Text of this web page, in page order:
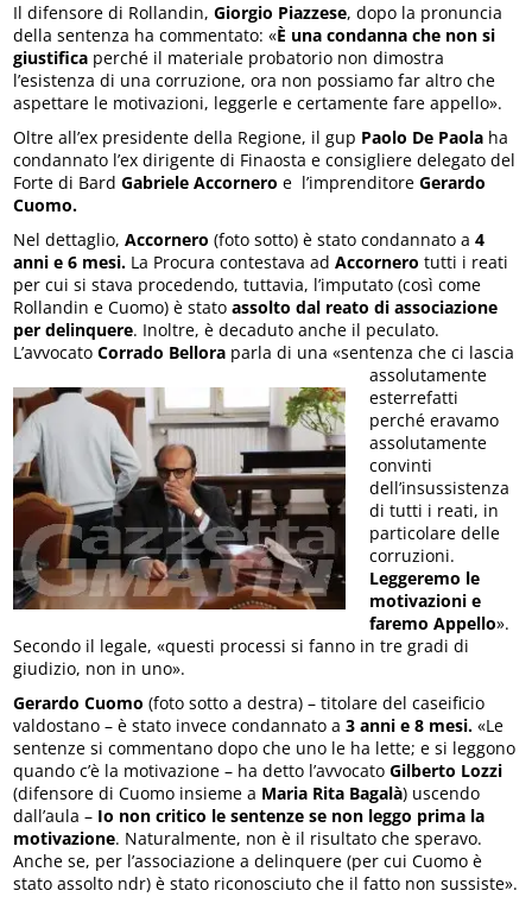
Il difensore di Rollandin,Giorgio Piazzese, dopo la pronuncia
della sentenza ha commentato: «È una condanna che non si
giustifica perché il materiale probatorio non dimostra
l’esistenza di una corruzione, ora non possiamo far altro che
aspettare le motivazioni, leggerle e certamente fare appello».
Oltre all’ex presidente della Regione, il gup Paolo De Paola ha
condannato l’ex dirigente di Finaosta e consigliere delegato del
Forte di BardGabriele Accorneroe l’imprenditoreGerardo
Cuomo.
Nel dettaglio,Accornero (foto sotto) è stato condannato a4
anni e 6 mesi. La Procura contestava adAccornero tutti i reati
per cui si stava procedendo, tuttavia, l’imputato (così come
Rollandin e Cuomo) è statoassolto dal reato di associazione
per delinquere. Inoltre, è decaduto anche il peculato.
L’avvocatoCorrado Bellora parla di una «sentenza che ci lascia
assolutamente
esterrefatti
perché eravamo
assolutamente
convinti
dell’insussistenza
di tutti i reati, in
particolare delle
corruzioni.
Leggeremo le
motivazioni e
faremo Appello».
Secondo il legale, «questi processi si fanno in tre gradi di
giudizio, non in uno».
Gerardo Cuomo (foto sotto a destra) – titolare del caseificio
valdostano – è stato invece condannato a3 anni e 8 mesi.«Le
sentenze si commentano dopo che uno le ha lette; e si leggono
quando c’è la motivazione – ha detto l’avvocatoGilberto Lozzi
(difensore di Cuomo insieme a Maria Rita Bagalà) uscendo
dall’aula – Io non critico le sentenze se non leggo prima la
motivazione. Naturalmente, non è il risultato che speravo.
Anche se, per l’associazione a delinquere (per cui Cuomo è
stato assolto ndr) è stato riconosciuto che il fatto non sussiste».